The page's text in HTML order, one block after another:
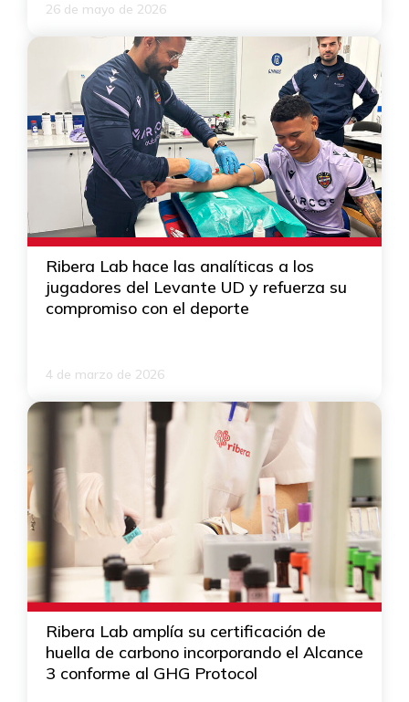
26 de mayo de 2026
Ribera Lab hace las analíticas a los
jugadores del Levante UD y refuerza su
compromiso con el deporte
4 de marzo de 2026
Ribera Lab amplía su certificación de
huella de carbono incorporando el Alcance
3 conforme al GHG Protocol